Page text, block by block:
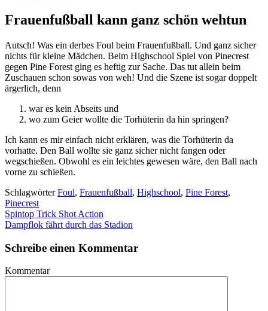
Frauenfußball kann ganz schön wehtun
Autsch! Was ein derbes Foul beim Frauenfußball. Und ganz sicher
nichts für kleine Mädchen. Beim Highschool Spiel von Pinecrest
gegen Pine Forest ging es heftig zur Sache. Das tut allein beim
Zuschauen schon sowas von weh! Und die Szene ist sogar doppelt
ärgerlich, denn
war es kein Abseits und
wo zum Geier wollte die Torhüterin da hin springen?
Ich kann es mir einfach nicht erklären, was die Torhüterin da
vorhatte. Den Ball wollte sie ganz sicher nicht fangen oder
wegschießen. Obwohl es ein leichtes gewesen wäre, den Ball nach
vorne zu schießen.
SchlagwörterFoul, Frauenfußball, Highschool, Pine Forest,
Pinecrest
Spintop Trick Shot Action
Dampflok fährt durch das Stadion
Schreibe einen Kommentar
Kommentar